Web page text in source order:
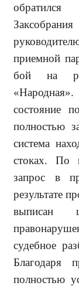
обратился
приемной
бой на
состояние
полностью
система
стоках. По
запрос в
результате
выписан
судебное
Благодаря
полностью